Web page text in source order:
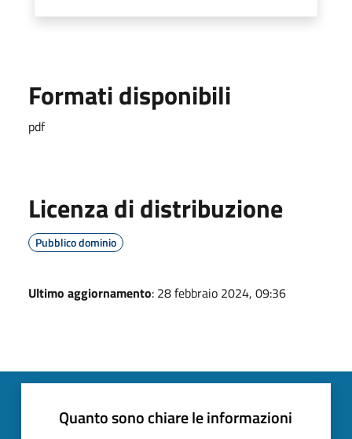
Formati disponibili
pdf
Licenza di distribuzione
Pubblico dominio
Ultimo aggiornamento: 28 febbraio 2024, 09:36
Quanto sono chiare le informazioni